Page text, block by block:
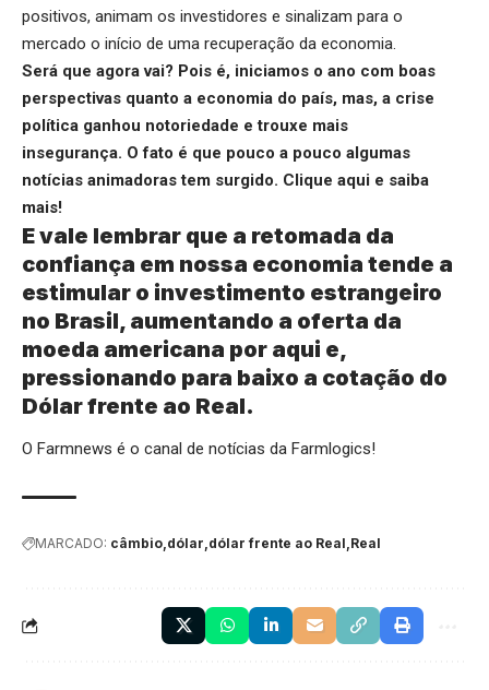
positivos, animam os investidores e sinalizam para o
mercado o início de uma recuperação da economia.
Será que agora vai? Pois é, iniciamos o ano com boas
perspectivas quanto a economia do país, mas, a crise
política ganhou notoriedade e trouxe mais
insegurança. O fato é que pouco a pouco algumas
notícias animadoras tem surgido. Clique aqui e saiba
mais!
E vale lembrar que a retomada da
confiança em nossa economia tende a
estimular o investimento estrangeiro
no Brasil, aumentando a oferta da
moeda americana por aqui e,
pressionando para baixo a cotação do
Dólar frente ao Real.
O Farmnews é o canal de notícias da Farmlogics!
MARCADO: câmbio dólar dólar frente ao Real Real